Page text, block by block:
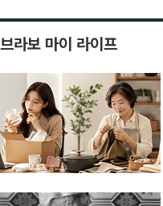
브라보 마이 라이프